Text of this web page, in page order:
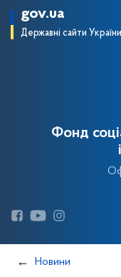
gov.ua
Державні сайти України
Фонд
Новини